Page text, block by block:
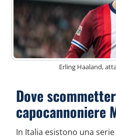
Erling Haaland,
Dove
capocannoniere
In Italia esistono una